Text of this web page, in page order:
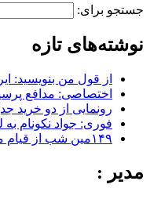
جستجو برای:
نوشته‌های تازه
از قول من بنویسید:
اختصاصی: مدافع
رونمایی از دو خرید
فوری: جواد نکونام
۱۴۹مین شب از قیام مردم شهرستان سلماس در راستای خونخواهی رهبر شهید + تصاویر
مدیر :